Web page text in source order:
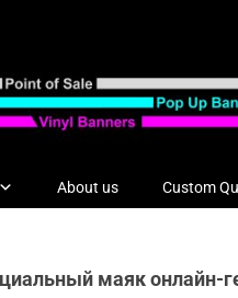
About us Custom
маяк онлайн-